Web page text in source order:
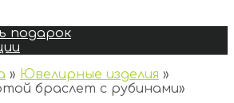
подарок
» Ювелирные изделия »
браслет с рубинами»